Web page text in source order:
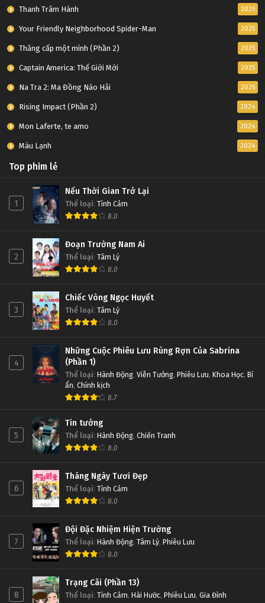
Thanh Trâm Hành 2025
Your Friendly Neighborhood Spider-Man 2025
Thăng cấp một mình (Phần 2) 2025
Captain America: Thế Giới Mới 2025
Na Tra 2: Ma Đồng Náo Hải 2025
Rising Impact (Phần 2) 2024
Mon Laferte, te amo 2024
Máu Lạnh 2024
Top phim lẻ
1
Nếu Thời Gian Trở Lại
Thể loại: Tình Cảm
8.0
2
Đoạn Trường Nam Ai
Thể loại: Tâm Lý
8.0
3
Chiếc Vòng Ngọc Huyết
Thể loại: Tâm Lý
8.0
4
Những Cuộc Phiêu Lưu Rùng Rợn Của Sabrina
(Phần 1)
Thể loại: Hành Động, Viễn Tưởng, Phiêu Lưu, Khoa Học, Bí
ẩn, Chính kịch
8.7
5
Tin tưởng
Thể loại: Hành Động, Chiến Tranh
8.0
6
Tháng Ngày Tươi Đẹp
Thể loại: Tình Cảm
8.0
7
Đội Đặc Nhiệm Hiện Trường
Thể loại: Hành Động, Tâm Lý, Phiêu Lưu
8.0
8
Trạng Cãi (Phần 13)
Thể loại: Tình Cảm, Hài Hước, Phiêu Lưu, Gia Đình